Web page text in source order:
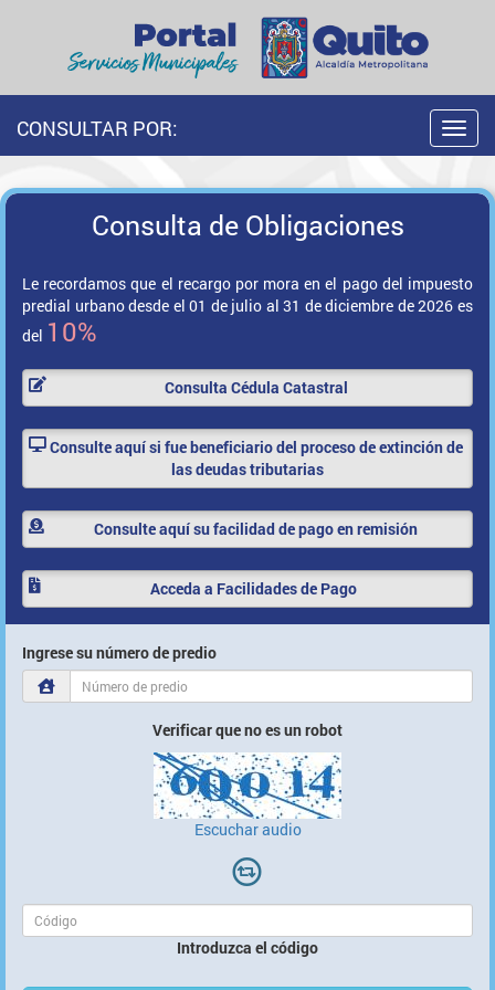
CONSULTAR POR:
Consulta de Obligaciones
Le recordamos que el recargo por mora en el pago del impuesto
predial urbano desde el 01 de julio al 31 de diciembre de 2026 es
del 10%
Consulta Cédula Catastral
Consulte aquí si fue beneficiario del proceso de extinción de
las deudas tributarias
Consulte aquí su facilidadde pago en remisión
Acceda a Facilidadesde Pago
Ingrese su número de predio
Verificar que no es un robot
Escuchar audio
Introduzca el código